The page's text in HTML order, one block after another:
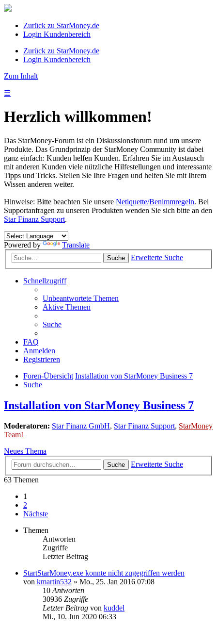
Zurück zu StarMoney.de
Login Kundenbereich
Zurück zu StarMoney.de
Login Kundenbereich
Zum Inhalt
☰
Herzlich willkommen!
Das StarMoney-Forum ist ein Diskussionsforum rund um unsere
Produkte. Das Grundprinzip der StarMoney Community ist dabei
ganz einfach: Kunden helfen Kunden. Erfahren Sie im Austausch
mit anderen Kunden viele nützliche Hilfestellungen und interessante
Tipps und Tricks. Stellen Sie Ihre Fragen und helfen Sie mit Ihrem
Wissen anderen weiter.
Hinweise: Bitte beachten Sie unsere Netiquette/Benimmregeln. Bei
Supportanfragen zu unseren Produkten wenden Sie sich bitte an den
Star Finanz Support.
Powered by Translate
Suche Erweiterte Suche
Schnellzugriff
Unbeantwortete Themen
Aktive Themen
Suche
FAQ
Anmelden
Registrieren
Foren-Übersicht Installation von StarMoney Business 7
Suche
Installation von StarMoney Business 7
Moderatoren: Star Finanz GmbH, Star Finanz Support, StarMoney
Team1
Neues Thema
Suche
Erweiterte Suche
63 Themen
1
2
Nächste
Themen
Antworten
Zugriffe
Letzter Beitrag
StartStarMoney.exe konnte nicht zugegriffen werden
von kmartin532 » Mo., 25. Jan 2016 07:08
10 Antworten
30936 Zugriffe
Letzter Beitrag von kuddel
Mi., 10. Jun 2020 06:33